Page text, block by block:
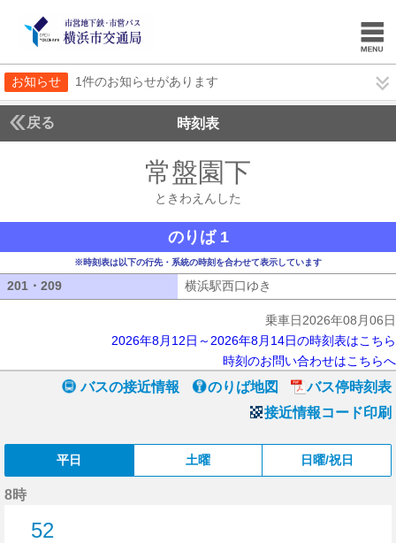
お知らせ 1件のお知らせがあります
戻る 時刻表
常盤園下
ときわえんした
のりば 1
※時刻表は以下の行先・系統の時刻を合わせて表示しています
201・209 横浜駅西口ゆき
乗車日2026年08月06日
2026年8月12日～2026年8月14日の時刻表はこちら
時刻のお問い合わせはこちらへ
バスの接近情報 のりば地図
バス停時刻表
接近情報コード印刷
平日 土曜 日曜/祝日
8時
52